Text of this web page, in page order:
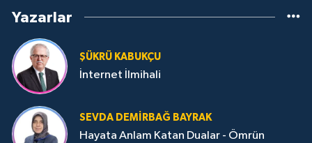
Yazarlar
ŞÜKRÜ KABUKÇU
İnternet İlmihali
SEVDA DEMIRBAĞ BAYRAK
Hayata Anlam Katan Dualar - Ömrün